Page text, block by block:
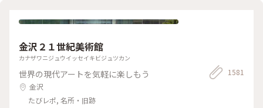
金沢２１世紀美術館
カナザワニジュウイッセイキビジュツカン
世界の現代アートを気軽に楽しもう
金沢
たびレポ, 名所・旧跡
1581